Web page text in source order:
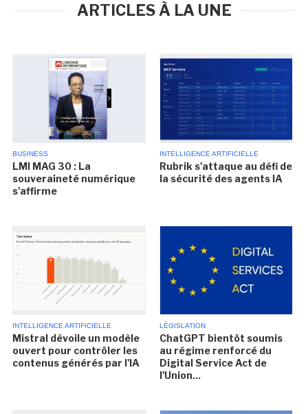
ARTICLES À LA UNE
BUSINESS
LMI MAG 30 : La
souveraineté numérique
s'affirme
INTELLIGENCE ARTIFICIELLE
Rubrik s'attaque au défi de
la sécurité des agents IA
INTELLIGENCE ARTIFICIELLE
Mistral dévoile un modèle
ouvert pour contrôler les
contenus générés par l'IA
LÉGISLATION
ChatGPT bientôt soumis
au régime renforcé du
Digital Service Act de
l'Union...